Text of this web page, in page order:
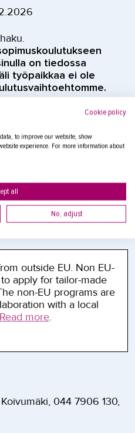
on tiedossa
työpaikkaa ei ole
painikkeen kautta
tulee olla solmittuna
Tutustu tarkemmin
outside EU. Non EU-
apply for tailor-made
non-EU programs are
with a local
Read more.
044 7906 130,
Cookie policy
to improve our website, show
experience. For more information about
all
No, adjust